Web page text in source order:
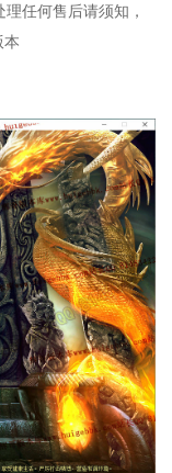
任何售后请须知，
本